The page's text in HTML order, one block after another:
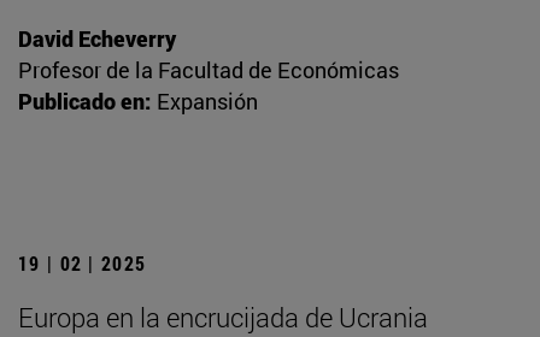
David Echeverry
Profesor de la Facultad de Económicas
Publicado en: Expansión
19 | 02 | 2025
Europa en la encrucijada de Ucrania